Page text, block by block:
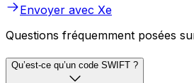
Envoyer avec Xe
Questions fréquemment posées
Qu’est-ce qu’un code SWIFT ?